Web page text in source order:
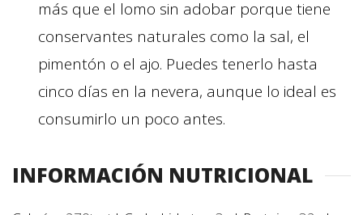
más que el lomo sin adobar porque tiene
conservantes naturales como la sal, el
pimentón o el ajo. Puedes tenerlo hasta
cinco días en la nevera, aunque lo ideal es
consumirlo un poco antes.
INFORMACIÓN NUTRICIONAL